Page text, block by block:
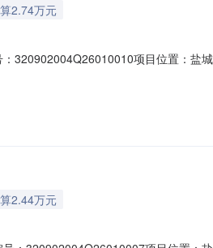
2.74万元
320902004Q26010010项目位置：盐
村项目四至东至：开放大道南至：黄
2.44万元